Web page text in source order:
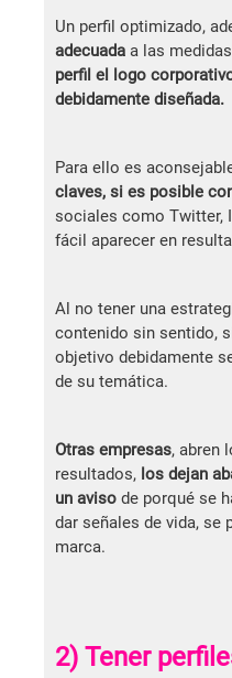
Un perfil optimizado,
adecuada a las
perfil el logo
debidamente diseñada.
Para ello es
claves, si es posible
sociales como Twitter,
fácil aparecer en
Al no tener una
contenido sin sentido,
objetivo debidamente
de su temática.
Otras empresas, abren
resultados, los dejan
un aviso de porqué se
dar señales de vida, se
marca.
2) Tener